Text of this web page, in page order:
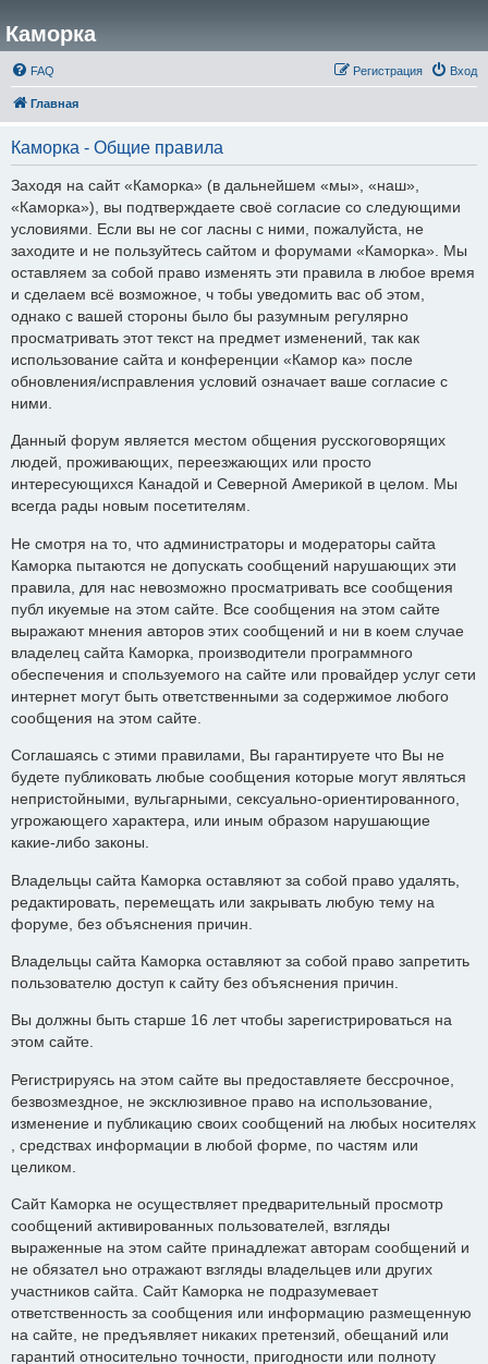
Каморка
FAQ Вход
Регистрация
Главная
Каморка - Общие правила
Заходя на сайт «Каморка» (в дальнейшем «мы», «наш»,
«Каморка»), вы подтверждаете своё согласие со следующими
условиями. Если вы не сог ласны с ними, пожалуйста, не
заходите и не пользуйтесь сайтом и форумами «Каморка». Мы
оставляем за собой право изменять эти правила в любое время
и сделаем всё возможное, ч тобы уведомить вас об этом,
однако с вашей стороны было бы разумным регулярно
просматривать этот текст на предмет изменений, так как
использование сайта и конференции «Камор ка» после
обновления/исправления условий означает ваше согласие с
ними.
Данный форум является местом общения русскоговорящих
людей, проживающих, переезжающих или просто
интересующихся Канадой и Северной Америкой в целом. Мы
всегда рады новым посетителям.
Не смотря на то, что администраторы и модераторы сайта
Каморка пытаются не допускать сообщений нарушающих эти
правила, для нас невозможно просматривать все сообщения
публ икуемые на этом сайте. Все сообщения на этом сайте
выражают мнения авторов этих сообщений и ни в коем случае
владелец сайта Каморка, производители программного
обеспечения и спользуемого на сайте или провайдер услуг сети
интернет могут быть ответственными за содержимое любого
сообщения на этом сайте.
Соглашаясь с этими правилами, Вы гарантируете что Вы не
будете публиковать любые сообщения которые могут являться
непристойными, вульгарными, сексуально-ориентированного,
угрожающего характера, или иным образом нарушающие
какие-либо законы.
Владельцы сайта Каморка оставляют за собой право удалять,
редактировать, перемещать или закрывать любую тему на
форуме, без объяснения причин.
Владельцы сайта Каморка оставляют за собой право запретить
пользователю доступ к сайту без объяснения причин.
Вы должны быть старше 16 лет чтобы зарегистрироваться на
этом сайте.
Регистрируясь на этом сайте вы предоставляете бессрочное,
безвозмездное, не эксклюзивное право на использование,
изменение и публикацию своих сообщений на любых носителях
, средствах информации в любой форме, по частям или
целиком.
Сайт Каморка не осуществляет предварительный просмотр
сообщений активированных пользователей, взгляды
выраженные на этом сайте принадлежат авторам сообщений и
не обязател ьно отражают взгляды владельцев или других
участников сайта. Сайт Каморка не подразумевает
ответственность за сообщения или информацию размещенную
на сайте, не предъявляет никаких претензий, обещаний или
гарантий относительно точности, пригодности или полноту